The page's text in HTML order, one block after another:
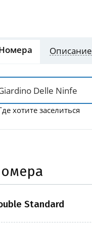
Описание
хотите заселиться
Standard